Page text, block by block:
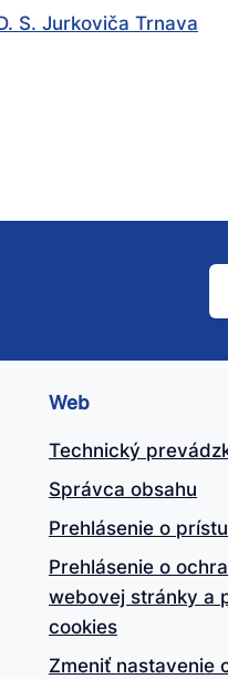
S. Jurkoviča Trnava
Web
Technický
Správca obsahu
Prehlásenie o
Prehlásenie o
webovej stránky a
cookies
Zmeniť nastavenie